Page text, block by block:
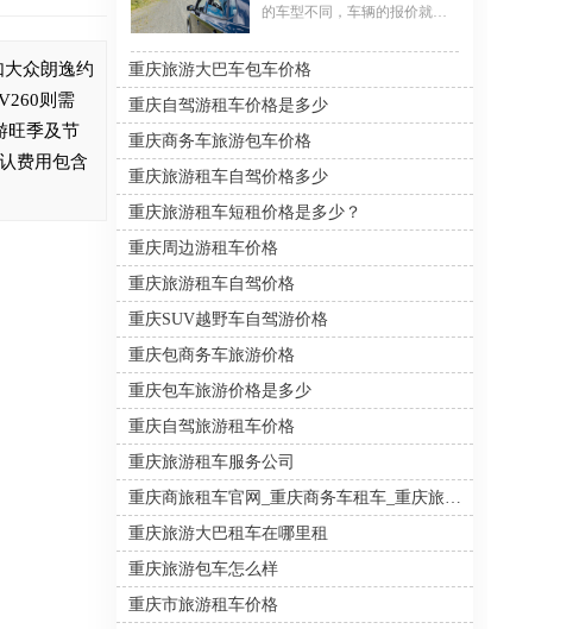
众朗逸约
则需
旺季及节
费用包含
的车型不同，车辆的报价就会
一定会想要详细的了解车辆的
报价。重庆租轿车的价格在100
多一天到400多一天左右，重庆
租商务车的租金价格在400多到
700多一天，重庆租越野车的价
格是比较高的，一般是400多至
1000多一天。下面就一起来看
看重庆市汽车自驾租赁价格，
对不同车型的报价是怎样的。
重庆旅游大巴车包车价格
重庆自驾游租车价格是多少
重庆商务车旅游包车价格
重庆旅游租车自驾价格多少
重庆旅游租车短租价格是多少？
重庆周边游租车价格
重庆旅游租车自驾价格
重庆SUV越野车自驾游价格
重庆包商务车旅游价格
重庆包车旅游价格是多少
重庆自驾旅游租车价格
重庆旅游租车服务公司
重庆商旅租车官网_重庆商务车租车_重庆旅游包车
重庆旅游大巴租车在哪里租
重庆旅游包车怎么样
重庆市旅游租车价格